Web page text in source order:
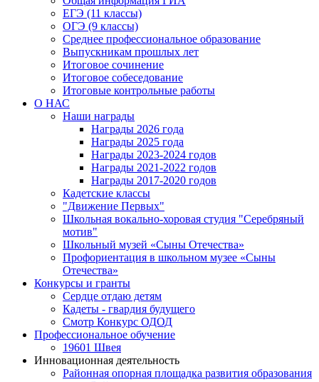
ЕГЭ (11 классы)
ОГЭ (9 классы)
Среднее профессиональное образование
Выпускникам прошлых лет
Итоговое сочинение
Итоговое собеседование
Итоговые контрольные работы
О НАС
Наши награды
Награды 2026 года
Награды 2025 года
Награды 2023-2024 годов
Награды 2021-2022 годов
Награды 2017-2020 годов
Кадетские классы
"Движение Первых"
Школьная вокально-хоровая студия "Серебряный
мотив"
Школьный музей «Сыны Отечества»
Профориентация в школьном музее «Сыны
Отечества»
Конкурсы и гранты
Сердце отдаю детям
Кадеты - гвардия будущего
Смотр Конкурс ОДОД
Профессиональное обучение
19601 Швея
Инновационная деятельность
Районная опорная площадка развития образования